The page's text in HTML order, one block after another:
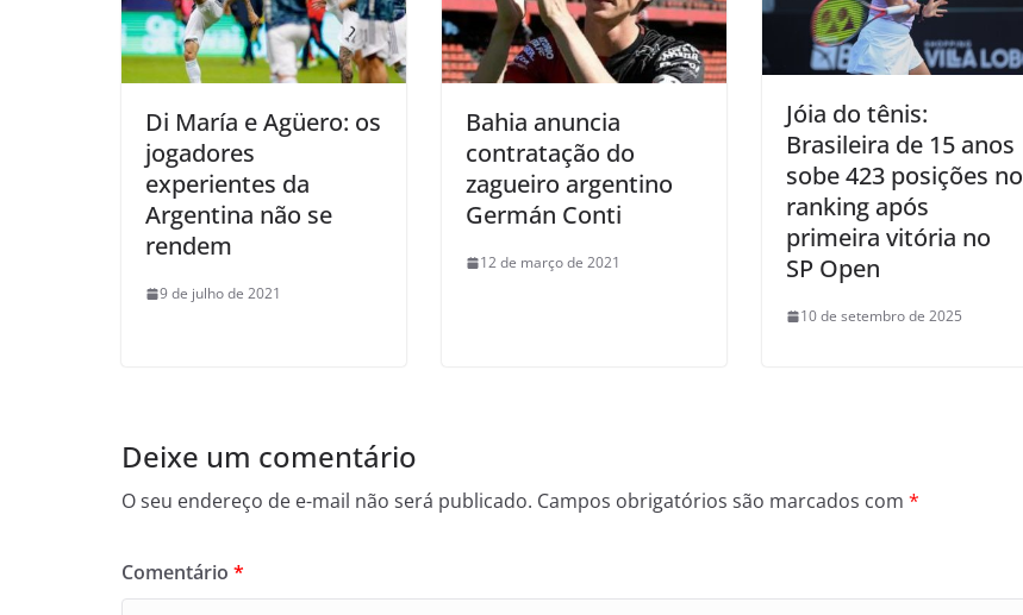
Di María e Agüero: os
jogadores
experientes da
Argentina não se
rendem
9 de julho de 2021
Bahia anuncia
contratação do
zagueiro argentino
Germán Conti
12 de março de 2021
Jóia do tênis:
Brasileira de 15 anos
sobe 423 posições no
ranking após
primeira vitória no
SP Open
10 de setembro de 2025
Deixe um comentário
O seu endereço de e-mail não será publicado. Campos obrigatórios são marcados com *
Comentário *